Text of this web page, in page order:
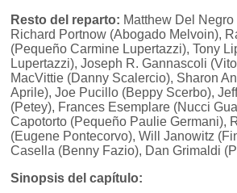
Resto del reparto: Matthew Del
Richard Portnow (Abogado Melvoin),
(Pequeño Carmine Lupertazzi), Tony
Lupertazzi), Joseph R. Gannascoli
MacVittie (Danny Scalercio), Sharon
Aprile), Joe Pucillo (Beppy Scerbo),
(Petey), Frances Esemplare (Nucci
Capotorto (Pequeño Paulie Germani),
(Eugene Pontecorvo), Will Janowitz
Casella (Benny Fazio), Dan Grimaldi
Sinopsis del capítulo: